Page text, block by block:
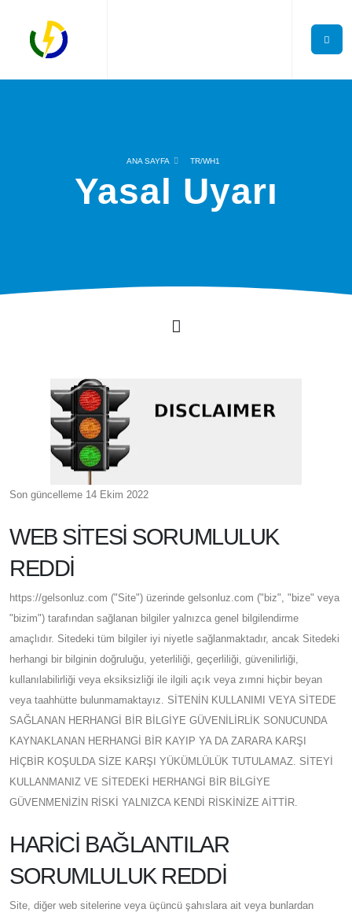
ANA SAYFA TR/WH1
Yasal Uyarı
Son güncelleme 14 Ekim 2022
WEB SİTESİ SORUMLULUK
REDDİ
https://gelsonluz.com ("Site") üzerinde gelsonluz.com ("biz", "bize" veya
"bizim") tarafından sağlanan bilgiler yalnızca genel bilgilendirme
amaçlıdır. Sitedeki tüm bilgiler iyi niyetle sağlanmaktadır, ancak Sitedeki
herhangi bir bilginin doğruluğu, yeterliliği, geçerliliği, güvenilirliği,
kullanılabilirliği veya eksiksizliği ile ilgili açık veya zımni hiçbir beyan
veya taahhütte bulunmamaktayız. SİTENİN KULLANIMI VEYA SİTEDE
SAĞLANAN HERHANGİ BİR BİLGİYE GÜVENİLİRLİK SONUCUNDA
KAYNAKLANAN HERHANGİ BİR KAYIP YA DA ZARARA KARŞI
HİÇBİR KOŞULDA SİZE KARŞI YÜKÜMLÜLÜK TUTULAMAZ. SİTEYİ
KULLANMANIZ VE SİTEDEKİ HERHANGİ BİR BİLGİYE
GÜVENMENİZİN RİSKİ YALNIZCA KENDİ RİSKİNİZE AİTTİR.
HARİCİ BAĞLANTILAR
SORUMLULUK REDDİ
Site, diğer web sitelerine veya üçüncü şahıslara ait veya bunlardan